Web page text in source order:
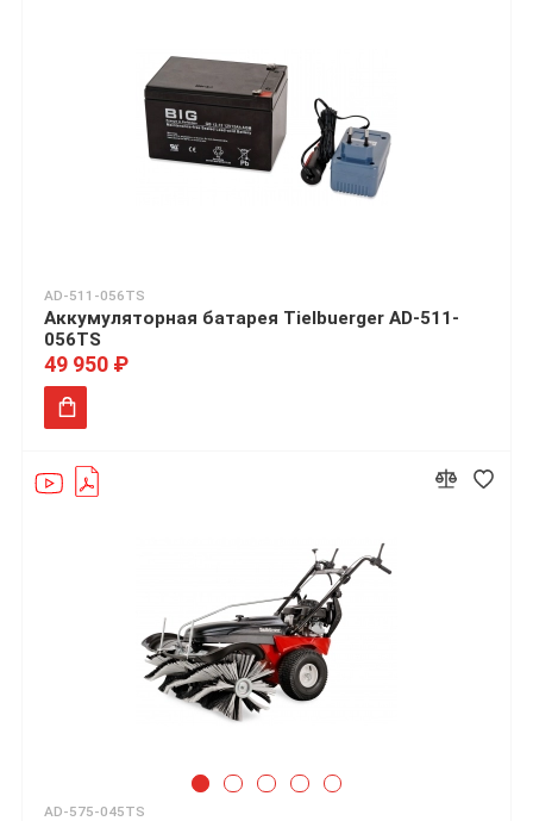
AD-511-056TS
Аккумуляторная батарея Tielbuerger AD-511-
056TS
49 950 ₽
AD-575-045TS